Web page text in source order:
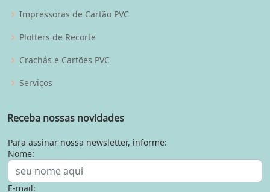
Impressoras de Cartão PVC
Plotters de Recorte
Crachás e Cartões PVC
Serviços
Receba nossas novidades
Para assinar nossa newsletter, informe:
Nome:
E-mail: